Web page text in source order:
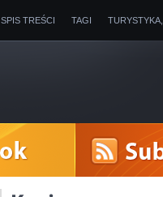
SPIS TREŚCI TAGI